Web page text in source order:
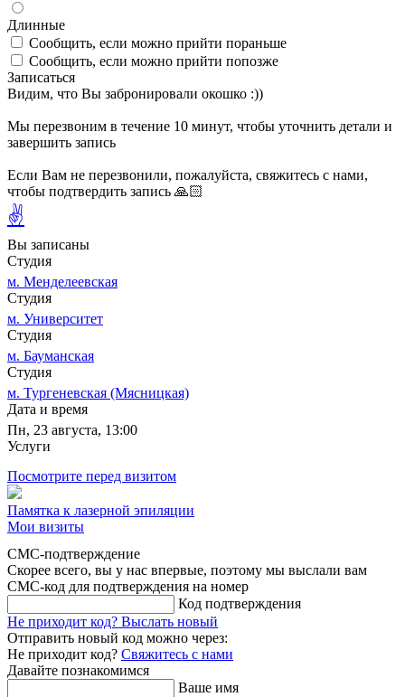
Длинные
Сообщить, если можно прийти пораньше
Сообщить, если можно прийти попозже
Записаться
Видим, что Вы забронировали окошко :))
Мы перезвоним в течение 10 минут, чтобы уточнить детали и
завершить запись
Если Вам не перезвонили, пожалуйста, свяжитесь с нами,
чтобы подтвердить запись 🙏🏻
✌
Вы записаны
Студия
м. Менделеевская
Студия
м. Университет
Студия
м. Бауманская
Студия
м. Тургеневская (Мясницкая)
Дата и время
Пн, 23 августа, 13:00
Услуги
Посмотрите перед визитом
Памятка к лазерной эпиляции
Мои визиты
СМС-подтверждение
Скорее всего, вы у нас впервые, поэтому мы выслали вам
СМС-код для подтверждения на номер
Код подтверждения
Не приходит код? Выслать новый
Отправить новый код можно через:
Не приходит код? Свяжитесь с нами
Давайте познакомимся
Ваше имя